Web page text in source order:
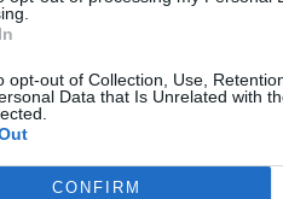
opt-out of Collection, Use,
Data that Is Unrelated with
CONFIRM
pour un projet clair et
les artisans.